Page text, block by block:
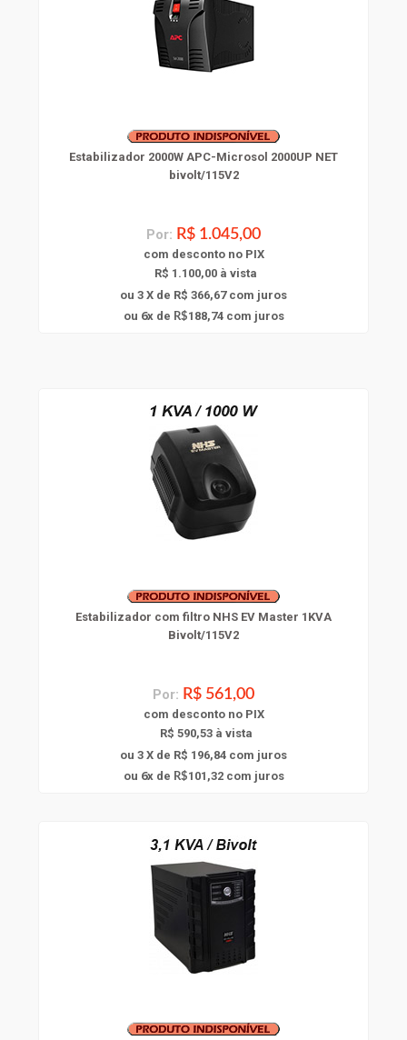
Estabilizador 2000W APC-Microsol 2000UP NET
bivolt/115V2
Por: R$ 1.045,00
com desconto no PIX
R$ 1.100,00 à vista
ou 3 X de R$ 366,67com juros
ou 6x de R$188,74com juros
Estabilizador com filtro NHS EV Master 1KVA
Bivolt/115V2
Por: R$ 561,00
com desconto no PIX
R$ 590,53 à vista
ou 3 X de R$ 196,84 com juros
ou 6x de R$101,32com juros